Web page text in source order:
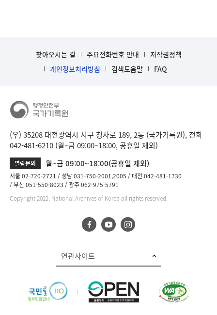
찾아오시는 길 주요전화번호 안내
저작권정책
개인정보처리방침
검색도움말 FAQ
(우) 35208 대전광역시 서구 청사로 189, 2동 (국가기록원), 전화
042-481-6210 (월~금 09:00~18:00, 공휴일 제외)
열람문의 월~금 09:00~18:00(공휴일 제외)
서울 02-720-2721 성남 031-750-2001,2005
대전 042-481-1730
부산 051-550-8023
광주 062-975-5791
Copyright 2022. National Archives of Korea all rights reserved.
연관사이트